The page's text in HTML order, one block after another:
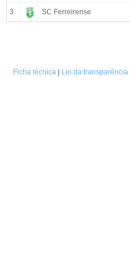
3 SC Ferreirense
Ficha técnica| Lei da transparência|